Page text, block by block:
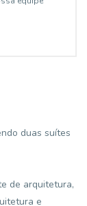
duas suítes
de arquitetura,
e